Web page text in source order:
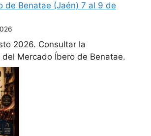
de Benatae (Jaén) 7 al 9 de
2026. Consultar la
del Mercado Íbero de Benatae.